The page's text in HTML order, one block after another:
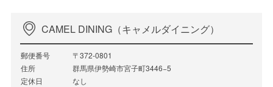
CAMEL DINING（キャメルダイニング）
郵便番号
〒372-0801
住所
群馬県伊勢崎市宮子町3446−5
定休日
なし